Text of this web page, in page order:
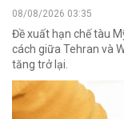
08/08/2026 03:35
Đề xuất hạn chế tàu
cách giữa Tehran và
tăng trở lại.